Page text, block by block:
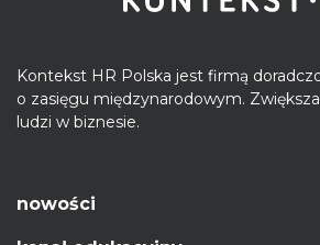
Kontekst HR Polska jest firmą
o zasięgu międzynarodowym.
ludzi w biznesie.
nowości